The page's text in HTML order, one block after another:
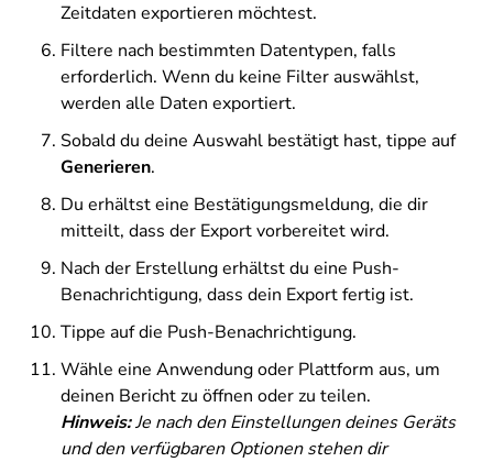
Zeitdaten exportieren möchtest.
Filtere nach bestimmten Datentypen, falls
erforderlich. Wenn du keine Filter auswählst,
werden alle Daten exportiert.
Sobald du deine Auswahl bestätigt hast, tippe auf
Generieren.
Du erhältst eine Bestätigungsmeldung, die dir
mitteilt, dass der Export vorbereitet wird.
Nach der Erstellung erhältst du eine Push-
Benachrichtigung, dass dein Export fertig ist.
Tippe auf die Push-Benachrichtigung.
Wähle eine Anwendung oder Plattform aus, um
deinen Bericht zu öffnen oder zu teilen.
Hinweis:Je nach den Einstellungen deines Geräts
und den verfügbaren Optionen stehen dir